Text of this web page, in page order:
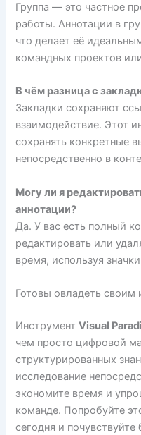
Группа — это частное
работы. Аннотации в
что делает её
командных проектов
В чём разница с
Закладки сохраняют
взаимодействие. Этот
сохранять конкретные
непосредственно в
Могу ли я
аннотации?
Да. У вас есть полный
редактировать или
время, используя
Готовы овладеть своим
ИнструментVisual
чем просто цифровой
структурированных
исследование
экономите время и
команде. Попробуйте
сегодня и